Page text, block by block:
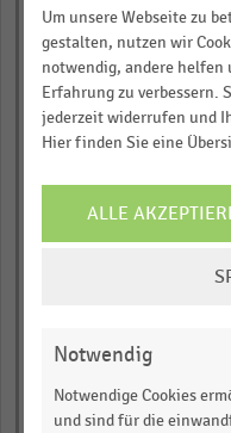
Range:
categories.
The
chart
der
Range:
wird
0,00 %
0,20 %
Über
Rund
Download
… und vieles
Um unsere Webseite zu
gestalten, nutzen wir
notwendig, andere helfen
Erfahrung zu verbessern.
jederzeit widerrufen und
Hier finden Sie eine
ALLE
Notwendig
Notwendige Cookies
und sind für die